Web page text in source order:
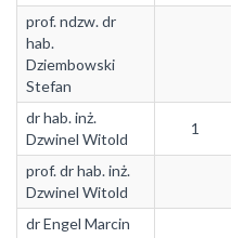
prof. ndzw. dr
hab.
Dziembowski
Stefan
dr hab. inż.
Dzwinel Witold
1
prof. dr hab. inż.
Dzwinel Witold
dr Engel Marcin